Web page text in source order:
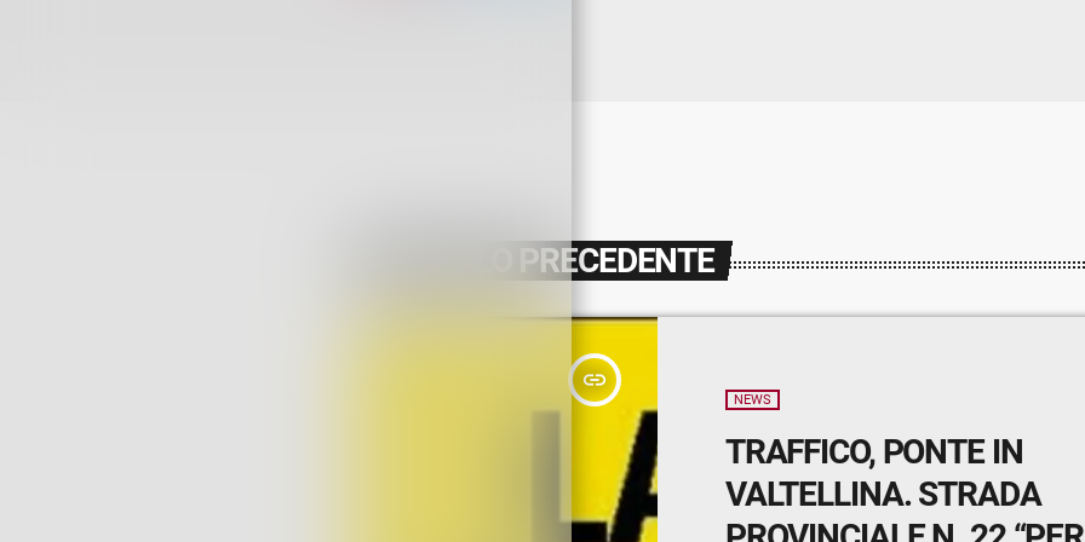
ARTICOLO PRECEDENTE
insert_link
NEWS
TRAFFICO, PONTE IN
VALTELLINA. STRADA